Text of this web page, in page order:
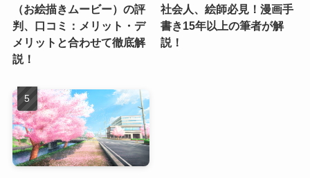
（お絵描きムービー）の評
判、口コミ：メリット・デ
メリットと合わせて徹底解
説！
社会人、絵師必見！漫画手
書き15年以上の筆者が解
説！